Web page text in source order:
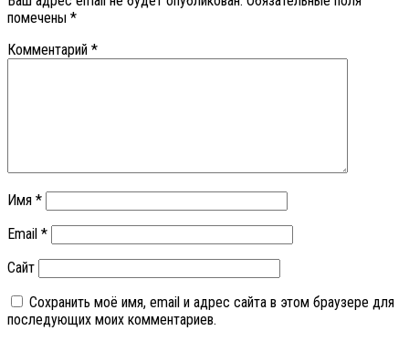
помечены *
Комментарий *
Имя *
Email *
Сайт
Сохранить моё имя, email и адрес сайта в этом браузере для
последующих моих комментариев.